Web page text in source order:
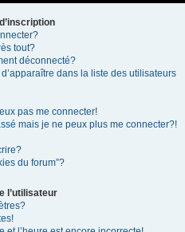
tout?
déconnecté?
dans la liste des utilisateurs
pas me connecter!
mais je ne peux plus me connecter?!
du forum”?
l’utilisateur